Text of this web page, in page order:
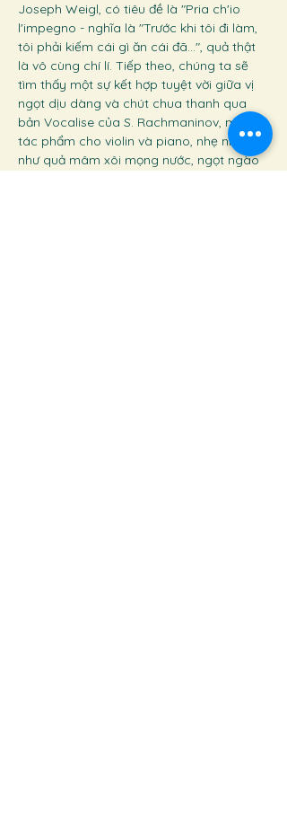
Joseph Weigl, có tiêu đề là "Pria ch'io
l'impegno - nghĩa là "Trước khi tôi đi làm,
tôi phải kiếm cái gì ăn cái đã...", quả thật
là vô cùng chí lí. Tiếp theo, chúng ta sẽ
tìm thấy một sự kết hợp tuyệt vời giữa vị
ngọt dịu dàng và chút chua thanh qua
bản Vocalise của S. Rachmaninov, một
tác phẩm cho violin và piano, nhẹ nhàng
như quả mâm xôi mọng nước, ngọt ngào